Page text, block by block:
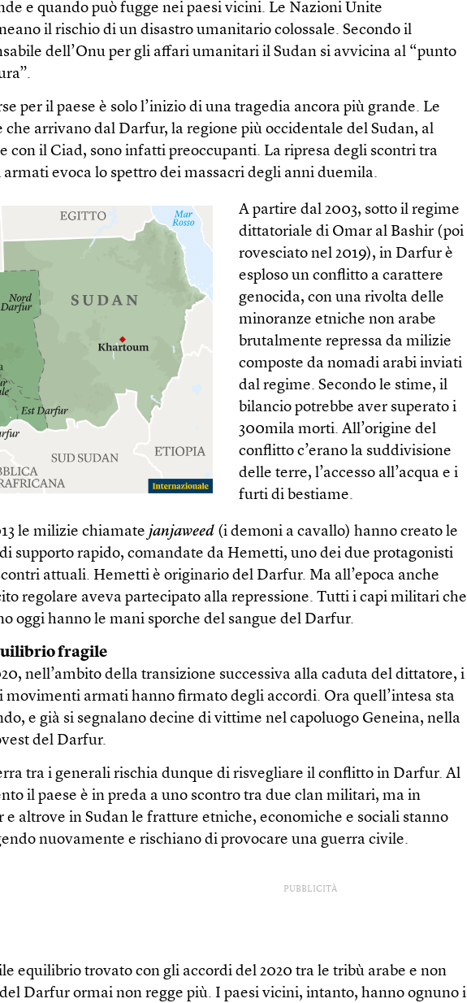
e quando può fugge nei paesi vicini. Le Nazioni Unite
il rischio di un disastro umanitario colossale. Secondo il
dell’Onu per gli affari umanitari il Sudan si avvicina al “punto
per il paese è solo l’inizio di una tragedia ancora più grande. Le
che arrivano dal Darfur, la regione più occidentale del Sudan, al
con il Ciad, sono infatti preoccupanti. La ripresa degli scontri tra
armati evoca lo spettro dei massacri degli anni duemila.
A partire dal 2003, sotto il regime
dittatoriale di Omar al Bashir (poi
rovesciato nel 2019), in Darfur è
esploso un conflitto a carattere
genocida, con una rivolta delle
minoranze etniche non arabe
brutalmente repressa da milizie
composte da nomadi arabi inviati
dal regime. Secondo le stime, il
bilancio potrebbe aver superato i
300mila morti. All’origine del
conflitto c’erano la suddivisione
delle terre, l’accesso all’acqua e i
furti di bestiame.
le milizie chiamatejanjaweed (i demoni a cavallo) hanno creato le
supporto rapido, comandate da Hemetti, uno dei due protagonisti
attuali. Hemetti è originario del Darfur. Ma all’epoca anche
regolare aveva partecipato alla repressione. Tutti i capi militari che
oggi hanno le mani sporche del sangue del Darfur.
fragile
nell’ambito della transizione successiva alla caduta del dittatore, i
movimenti armati hanno firmato degli accordi. Ora quell’intesa sta
e già si segnalano decine di vittime nel capoluogo Geneina, nella
del Darfur.
tra i generali rischia dunque di risvegliare il conflitto in Darfur. Al
il paese è in preda a uno scontro tra due clan militari, ma in
e altrove in Sudan le fratture etniche, economiche e sociali stanno
nuovamente e rischiano di provocare una guerra civile.
PUBBLICITÀ
equilibrio trovato con gli accordi del 2020 tra le tribù arabe e non
Darfur ormai non regge più. I paesi vicini, intanto, hanno ognuno i